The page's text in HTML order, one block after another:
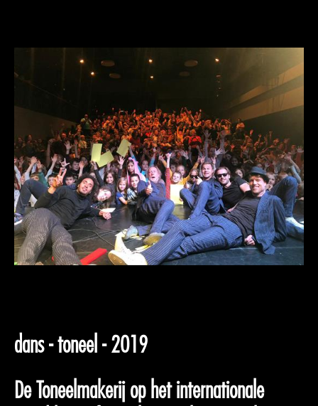
dans - toneel - 2019
De Toneelmakerij op het internationale